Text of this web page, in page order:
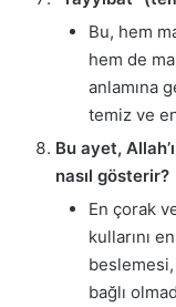
Bu, hem
hem de
anlamına
temiz ve
Bu ayet,
nasıl gösterir?
En çorak
kullarını
beslemesi,
bağlı